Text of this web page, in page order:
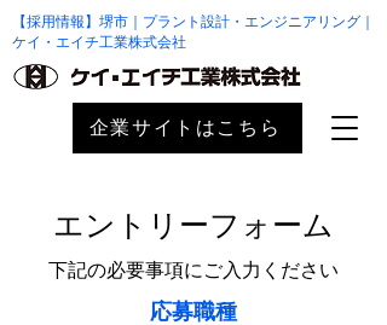
【採用情報】堺市｜プラント設計・エンジニアリング｜
ケイ・エイチ工業株式会社
企業サイトはこちら
​エントリーフォーム
下記の必要事項にご入力ください
応募職種